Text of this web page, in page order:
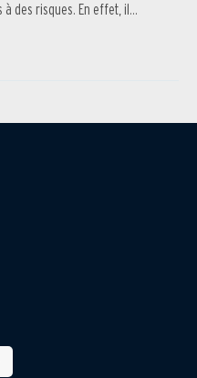
des risques. En effet, il...